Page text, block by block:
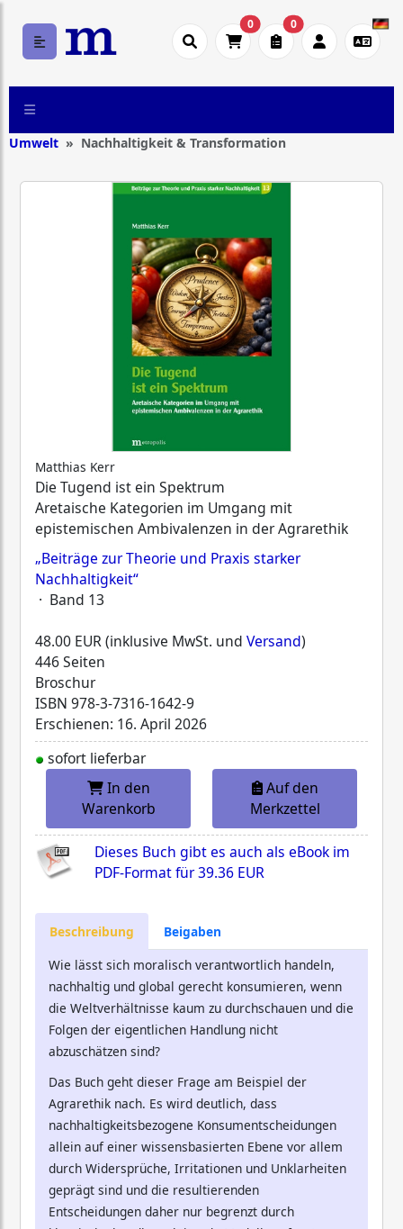
0 0
Umwelt Nachhaltigkeit & Transformation
Matthias Kerr
Die Tugend ist ein Spektrum
Aretaische Kategorien im Umgang mit
epistemischen Ambivalenzen in der Agrarethik
„Beiträge zur Theorie und Praxis starker
Nachhaltigkeit“
· Band 13
48.00 EUR (inklusive MwSt. und Versand)
446 Seiten
Broschur
ISBN 978-3-7316-1642-9
Erschienen: 16. April 2026
sofort lieferbar
In den
Warenkorb
Auf den
Merkzettel
Dieses Buch gibt es auch als eBook im
PDF-Format für39.36 EUR
Beschreibung
Beigaben
Wie lässt sich moralisch verantwortlich handeln,
nachhaltig und global gerecht konsumieren, wenn
die Weltverhältnisse kaum zu durchschauen und die
Folgen der eigentlichen Handlung nicht
abzuschätzen sind?
Das Buch geht dieser Frage am Beispiel der
Agrarethik nach. Es wird deutlich, dass
nachhaltigkeitsbezogene Konsumentscheidungen
allein auf einer wissensbasierten Ebene vor allem
durch Widersprüche, Irritationen und Unklarheiten
geprägt sind und die resultierenden
Entscheidungen daher nur begrenzt durch